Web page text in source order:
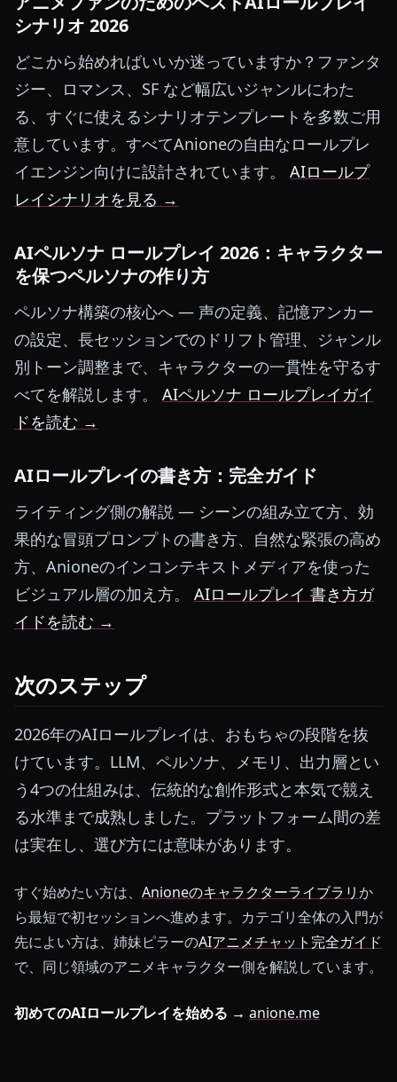
シナリオ 2026
どこから始めればいいか迷っていますか？ファンタ
ジー、ロマンス、SF など幅広いジャンルにわた
る、すぐに使えるシナリオテンプレートを多数ご用
意しています。すべてAnioneの自由なロールプレ
イエンジン向けに設計されています。 AIロールプ
レイシナリオを見る →
AIペルソナ ロールプレイ 2026：キャラクター
を保つペルソナの作り方
ペルソナ構築の核心へ — 声の定義、記憶アンカー
の設定、長セッションでのドリフト管理、ジャンル
別トーン調整まで、キャラクターの一貫性を守るす
べてを解説します。 AIペルソナ ロールプレイガイ
ドを読む →
AIロールプレイの書き方：完全ガイド
ライティング側の解説 — シーンの組み立て方、効
果的な冒頭プロンプトの書き方、自然な緊張の高め
方、Anioneのインコンテキストメディアを使った
ビジュアル層の加え方。 AIロールプレイ 書き方ガ
イドを読む →
次のステップ
2026年のAIロールプレイは、おもちゃの段階を抜
けています。LLM、ペルソナ、メモリ、出力層とい
う4つの仕組みは、伝統的な創作形式と本気で競え
る水準まで成熟しました。プラットフォーム間の差
は実在し、選び方には意味があります。
すぐ始めたい方は、 Anioneのキャラクターライブラリか
ら最短で初セッションへ進めます。カテゴリ全体の入門が
先によい方は、姉妹ピラーのAIアニメチャット完全ガイド
で、同じ領域のアニメキャラクター側を解説しています。
初めてのAIロールプレイを始める → anione.me